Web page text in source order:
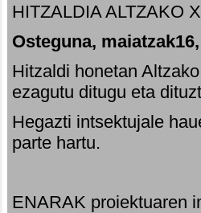
HITZALDIA ALTZAKO
Osteguna,
Hitzaldi honetan
ezagutu ditugu eta
Hegazti intsektujale
parte hartu.
ENARAK proiektuaren